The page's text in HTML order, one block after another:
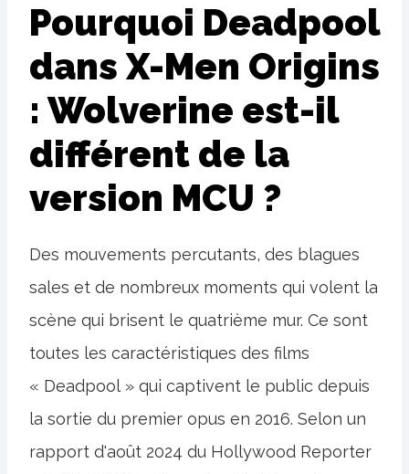
Pourquoi Deadpool
dans X-Men Origins
: Wolverine est-il
différent de la
version MCU ?
Des mouvements percutants, des blagues
sales et de nombreux moments qui volent la
scène qui brisent le quatrième mur. Ce sont
toutes les caractéristiques des films
« Deadpool » qui captivent le public depuis
la sortie du premier opus en 2016. Selon un
rapport d'août 2024 du Hollywood Reporter